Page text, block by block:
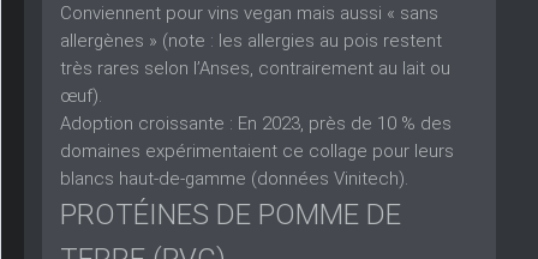
Conviennent pour vins vegan mais aussi « sans
allergènes » (note : les allergies au pois restent
très rares selon l’Anses, contrairement au lait ou
œuf).
Adoption croissante : En 2023, près de 10 % des
domaines expérimentaient ce collage pour leurs
blancs haut-de-gamme (données Vinitech).
PROTÉINES DE POMME DE